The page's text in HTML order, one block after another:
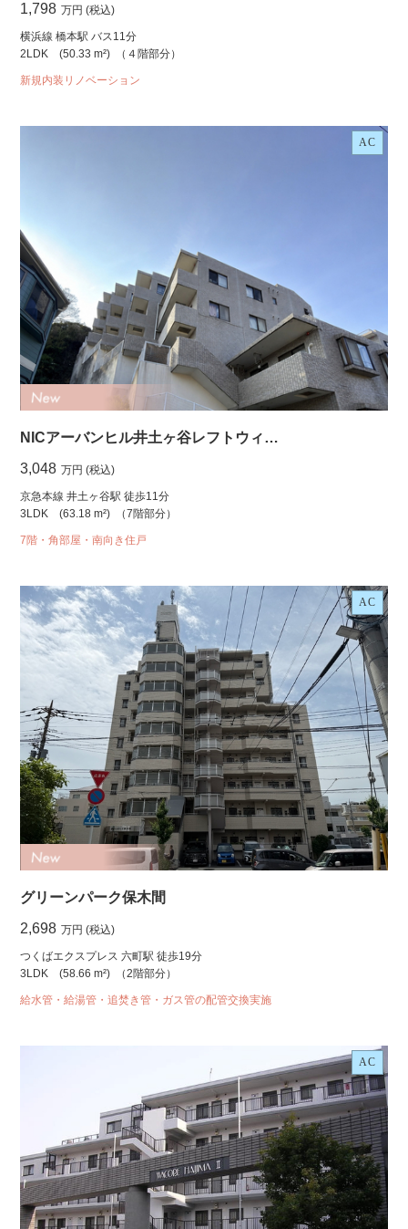
1,798 万円 (税込)
横浜線 橋本駅 バス11分
2LDK
(50.33 m²) （４階部分）
新規内装リノベーション
AC
NICアーバンヒル井土ヶ谷レフトウィ…
3,048 万円 (税込)
京急本線 井土ヶ谷駅 徒歩11分
3LDK
(63.18 m²) （7階部分）
7階・角部屋・南向き住戸
AC
グリーンパーク保木間
2,698 万円 (税込)
つくばエクスプレス 六町駅 徒歩19分
3LDK
(58.66 m²) （2階部分）
給水管・給湯管・追焚き管・ガス管の配管交換実施
AC